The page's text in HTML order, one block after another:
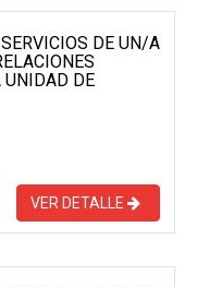
DE UN/A
UNIDAD DE
VER DETALLE